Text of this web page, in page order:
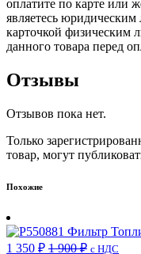
оплатите по карте или
являетесь
карточкой физическим
данного товара перед
Отзывы
Отзывов пока нет.
Только
товар, могут
Похожие
1 350 ₽ 1 900₽ с НДС